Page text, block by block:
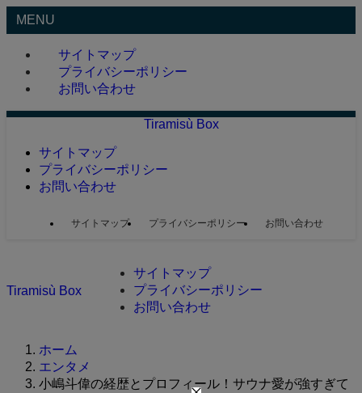
MENU
サイトマップ
プライバシーポリシー
お問い合わせ
Tiramisù Box
サイトマップ
プライバシーポリシー
お問い合わせ
サイトマップ プライバシーポリシー お問い合わせ
Tiramisù Box
サイトマップ
プライバシーポリシー
お問い合わせ
ホーム
エンタメ
小嶋斗偉の経歴とプロフィール！サウナ愛が強すぎて